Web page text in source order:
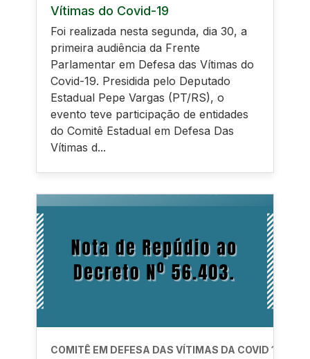
Vítimas do Covid-19
Foi realizada nesta segunda, dia 30, a
primeira audiência da Frente
Parlamentar em Defesa das Vítimas do
Covid-19. Presidida pelo Deputado
Estadual Pepe Vargas (PT/RS), o
evento teve participação de entidades
do Comitê Estadual em Defesa Das
Vítimas d...
COMITÊ EM DEFESA DAS VÍTIMAS DA COVID 19